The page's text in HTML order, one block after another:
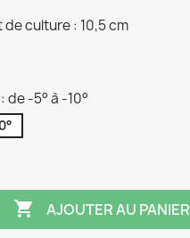
de culture : 10,5 cm
de -5° à -10°
 AJOUTER AU PANIER